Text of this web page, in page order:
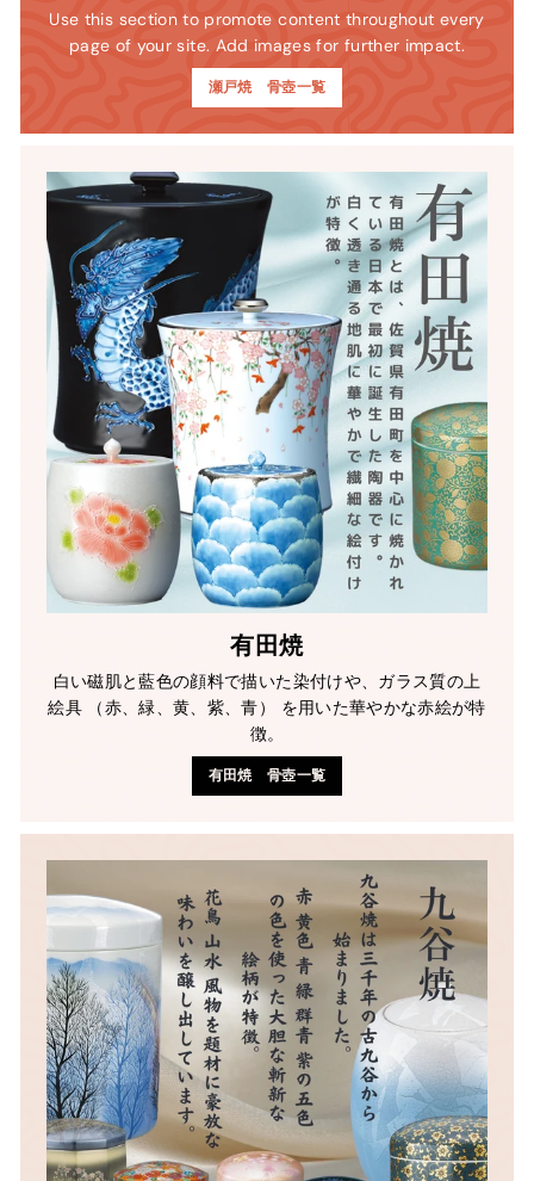
Use this section to promote content throughout every
page of your site. Add images for further impact.
瀬戸焼 骨壺一覧
有田焼
白い磁肌と藍色の顔料で描いた染付けや、ガラス質の上
絵具 （赤、緑、黄、紫、青） を用いた華やかな赤絵が特
徴。
有田焼 骨壺一覧